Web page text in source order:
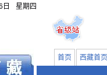
日 星期四
首页 西藏首页